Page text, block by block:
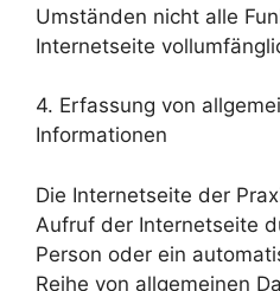
Umständen nicht alle
Internetseite
4. Erfassung von
Informationen
Die Internetseite der
Aufruf der Internetseite
Person oder ein
Reihe von allgemeinen